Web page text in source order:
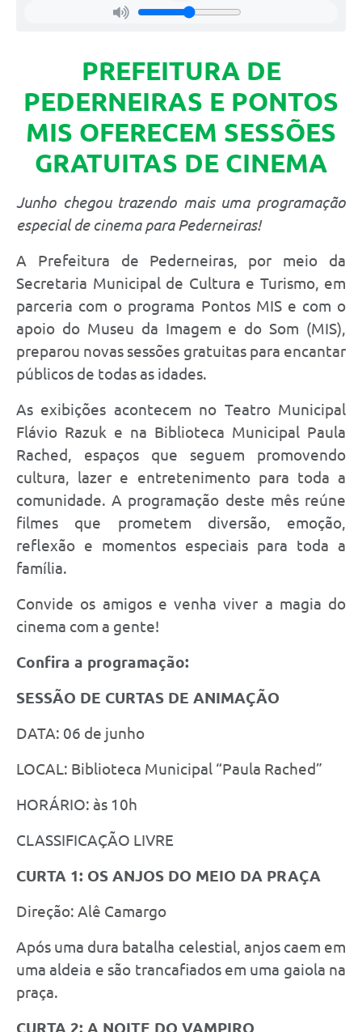
PREFEITURA DE
PEDERNEIRAS E PONTOS
MIS OFERECEM SESSÕES
GRATUITAS DE CINEMA
Junho chegou trazendo mais uma programação
especial de cinema para Pederneiras!
A Prefeitura de Pederneiras, por meio da
Secretaria Municipal de Cultura e Turismo, em
parceria com o programa Pontos MIS e com o
apoio do Museu da Imagem e do Som (MIS),
preparou novas sessões gratuitas para encantar
públicos de todas as idades.
As exibições acontecem no Teatro Municipal
Flávio Razuk e na Biblioteca Municipal Paula
Rached, espaços que seguem promovendo
cultura, lazer e entretenimento para toda a
comunidade. A programação deste mês reúne
filmes que prometem diversão, emoção,
reflexão e momentos especiais para toda a
família.
Convide os amigos e venha viver a magia do
cinema com a gente!
Confira a programação:
SESSÃO DE CURTAS DE ANIMAÇÃO
DATA: 06 de junho
LOCAL: Biblioteca Municipal “Paula Rached”
HORÁRIO: às 10h
CLASSIFICAÇÃO LIVRE
CURTA 1: OS ANJOS DO MEIO DA PRAÇA
Direção: Alê Camargo
Após uma dura batalha celestial, anjos caem em
uma aldeia e são trancafiados em uma gaiola na
praça.
CURTA 2: A NOITE DO VAMPIRO